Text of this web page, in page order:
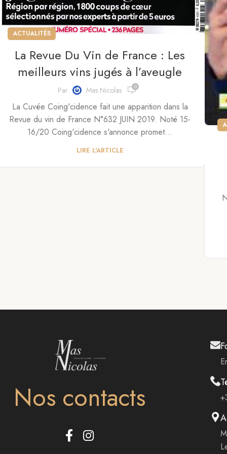
ACTUALITÉS
La Revue Du Vin de France : Les
meilleurs vins jugés à l’aveugle
Par Mas Nicolas 0
La Cuvée Coing'cidence fait une apparition dans la
Revue du vin de France N°632 JUIN 2019. Noté 15-
16/20 Coing'cidence s'annonce promet...
LIRE L'ARTICLE
Nos contacts